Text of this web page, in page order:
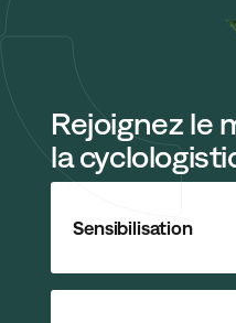
En validant votre
Rejoignez le
la
Sensibilisation